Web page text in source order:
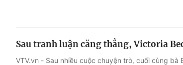
Sau tranh luận căng thẳng, Victoria
VTV.vn - Sau nhiều cuộc chuyện trò, cuối cùng